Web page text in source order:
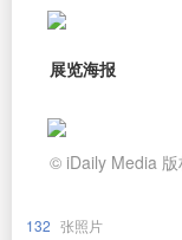
展览海报
© iDaily Media 版
132 张照片